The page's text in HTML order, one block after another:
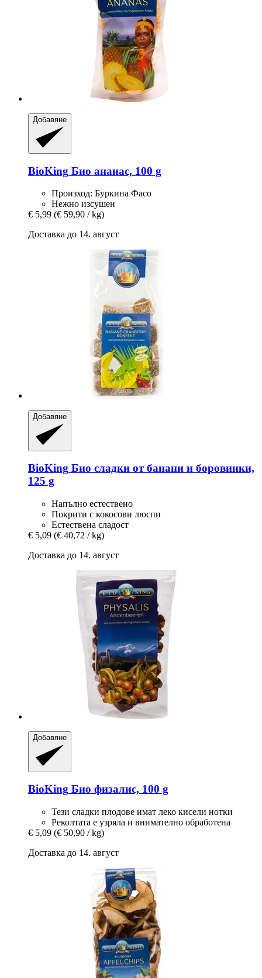
Добавяне
BioKing Био ананас, 100 g
Произход: Буркина Фасо
Нежно изсушен
€ 5,99 (€ 59,90 / kg)
Доставка до 14. август
Добавяне
BioKing Био сладки от банани и боровинки,
125 g
Напълно естествено
Покрити с кокосови люспи
Естествена сладост
€ 5,09 (€ 40,72 / kg)
Доставка до 14. август
Добавяне
BioKing Био физалис, 100 g
Тези сладки плодове имат леко кисели нотки
Реколтата е узряла и внимателно обработена
€ 5,09 (€ 50,90 / kg)
Доставка до 14. август